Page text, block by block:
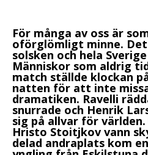
För många av oss är
oförglömligt minne.
solsken och hela
Människor som aldrig
match ställde klockan
natten för att inte
dramatiken. Ravelli
snurrade och Henrik
sig på allvar för världen.
Hristo Stoitjkov vann
delad andraplats kom